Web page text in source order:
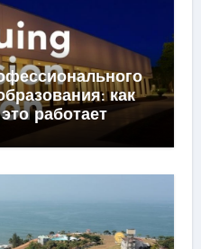
как
работает